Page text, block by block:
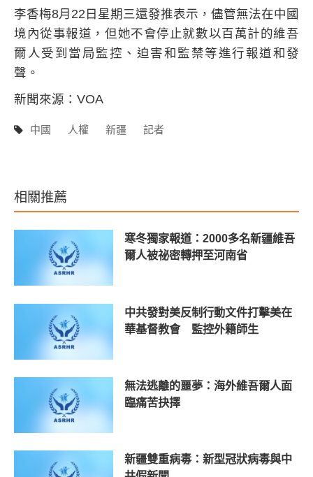
李香梅8月 22 日星期三還發推表示，儘管無法在中國
境內從事報道，但她不會停止就數以百萬計的維吾
爾人受到當局監控、迫害和監禁等進行報道和發
聲。
新聞來源： VOA
中國 人權 新疆 記者
相關推薦
寒冬獨家報道：2000多名新疆維吾
爾人被祕密轉押至河南省
中共發對美反制行動文件打擊美在
華基督教會 監控外籍師生
無法逃離的噩夢：海外維吾爾人面
臨痛苦抉擇
新疆雙重病毒：新型冠狀病毒與中